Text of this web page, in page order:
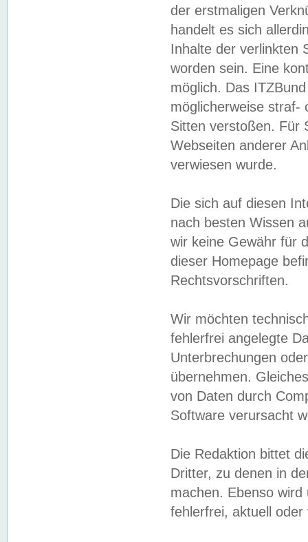
der erstmaligen
handelt es sich
Inhalte der verlinkten
worden sein. Eine
möglich. Das
möglicherweise straf-
Sitten verstoßen. Für
Webseiten anderer
verwiesen wurde.
Die sich auf diesen
nach besten Wissen
wir keine Gewähr für
dieser Homepage
Rechtsvorschriften.
Wir möchten
fehlerfrei angelegte
Unterbrechungen
übernehmen.
von Daten durch
Software verursacht
Die Redaktion bittet
Dritter, zu denen in
machen. Ebenso
fehlerfrei, aktuell oder